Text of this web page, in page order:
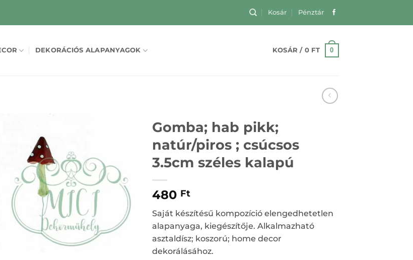
Kosár Pénztár
DEKORÁCIÓS ALAPANYAGOK KOSÁR / 0 FT 0
Gomba; hab pikk;
natúr/piros ; csúcsos
3.5cm széles kalapú
480 Ft
Saját készítésű kompozíció elengedhetetlen
alapanyaga, kiegészítője. Alkalmazható
asztaldísz; koszorú; home decor
dekorálásához.